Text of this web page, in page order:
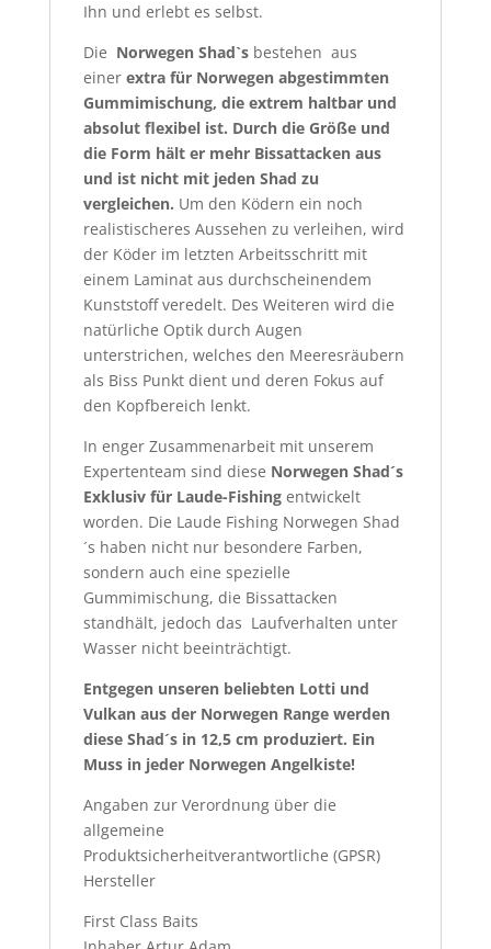
Ihn und erlebt es selbst.
Die Norwegen Shad`s bestehen aus
einer extra für Norwegen abgestimmten
Gummimischung, die extrem haltbar und
absolut flexibel ist. Durch die Größe und
die Form hält er mehr Bissattacken aus
und ist nicht mit jeden Shad zu
vergleichen. Um den Ködern ein noch
realistischeres Aussehen zu verleihen, wird
der Köder im letzten Arbeitsschritt mit
einem Laminat aus durchscheinendem
Kunststoff veredelt. Des Weiteren wird die
natürliche Optik durch Augen
unterstrichen, welches den Meeresräubern
als Biss Punkt dient und deren Fokus auf
den Kopfbereich lenkt.
In enger Zusammenarbeit mit unserem
Expertenteam sind diese Norwegen Shad´s
Exklusiv für Laude-Fishing entwickelt
worden. Die Laude Fishing Norwegen Shad
´s haben nicht nur besondere Farben,
sondern auch eine spezielle
Gummimischung, die Bissattacken
standhält, jedoch das Laufverhalten unter
Wasser nicht beeinträchtigt.
Entgegen unseren beliebten Lotti und
Vulkan aus der Norwegen Range werden
diese Shad´s in 12,5 cm produziert. Ein
Muss in jeder Norwegen Angelkiste!
Angaben zur Verordnung über die
allgemeine
Produktsicherheitverantwortliche (GPSR)
Hersteller
First Class Baits